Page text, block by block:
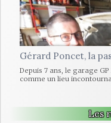
Gérard Poncet, la
Depuis 7 ans, le garage
comme un lieu
Les